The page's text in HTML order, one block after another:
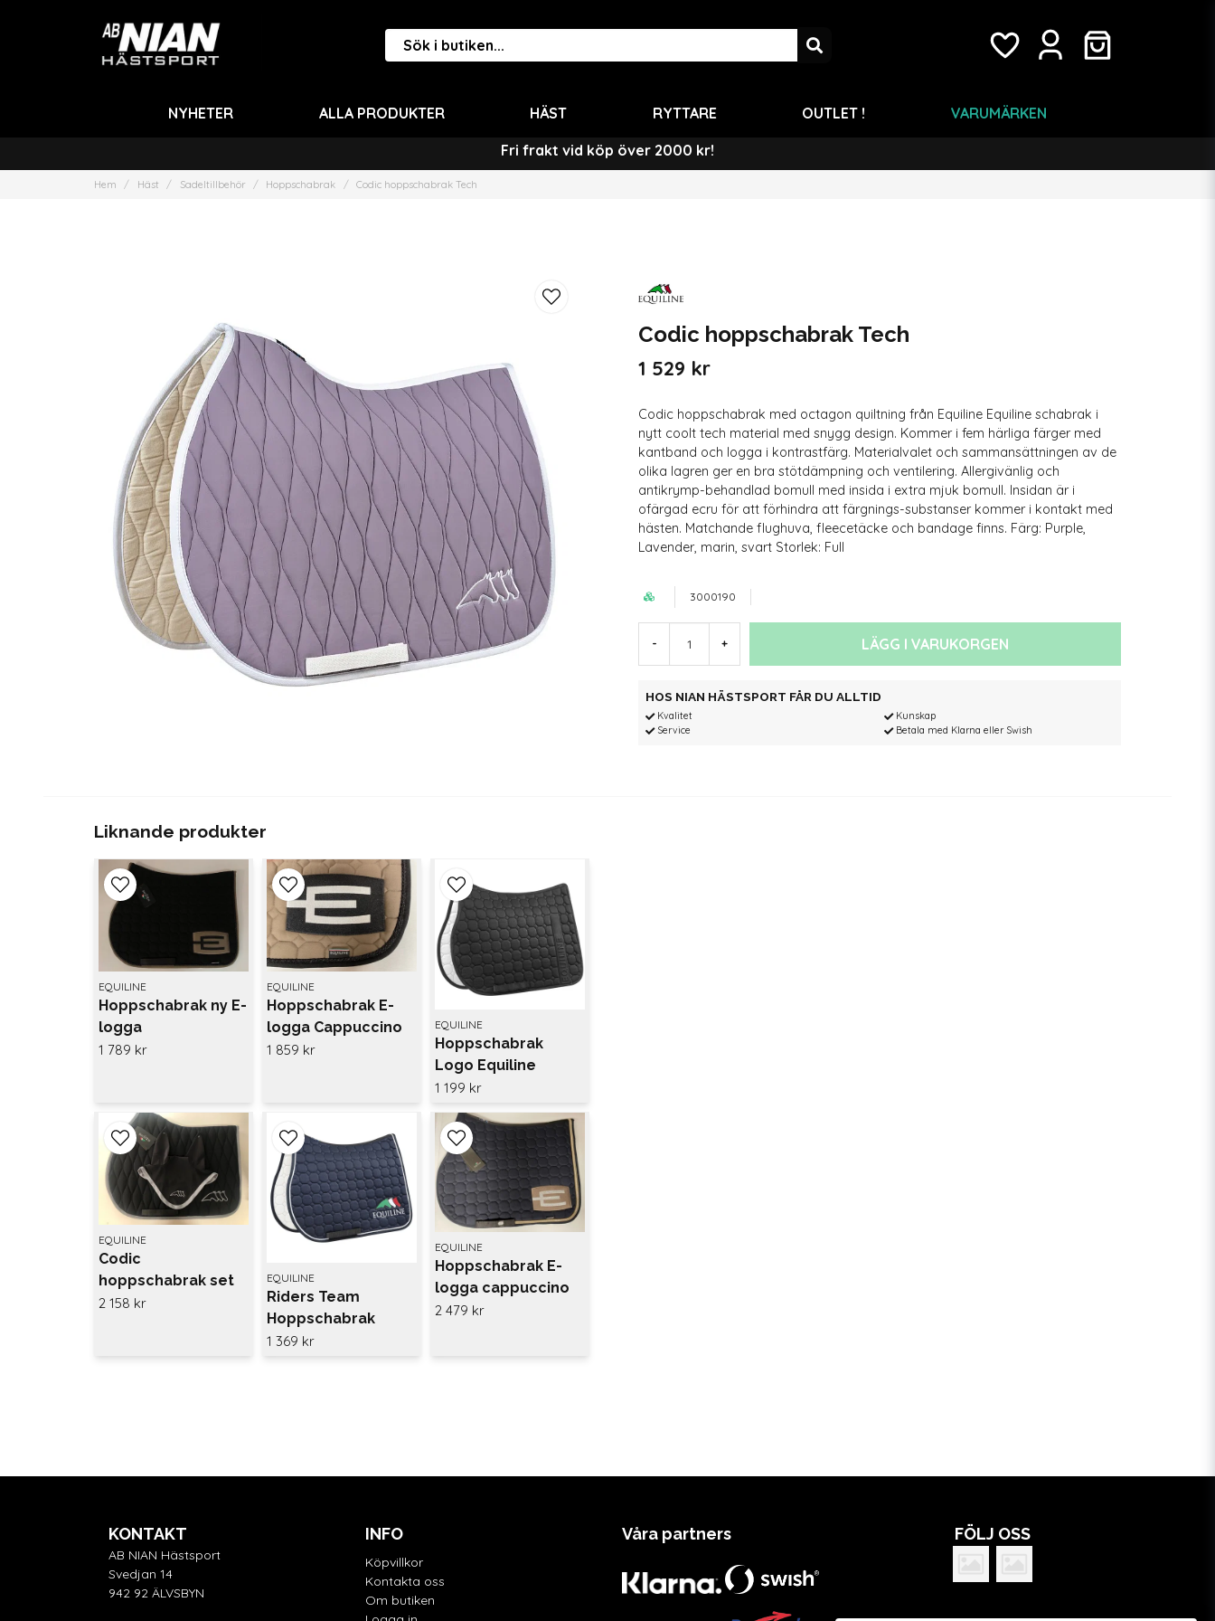
NYHETER ALLA PRODUKTER HÄST RYTTARE OUTLET ! VARUMÄRKEN
Fri frakt vid köp över 2000 kr!
Hem Häst Sadeltillbehör Hoppschabrak Codic hoppschabrak Tech
Codic hoppschabrak Tech
1 529 kr
Codic hoppschabrak med octagon quiltning från Equiline Equiline schabrak i
nytt coolt tech material med snygg design. Kommer i fem härliga färger med
kantband och logga i kontrastfärg. Materialvalet och sammansättningen av de
olika lagren ger en bra stötdämpning och ventilering. Allergivänlig och
antikrymp-behandlad bomull med insida i extra mjuk bomull. Insidan är i
ofärgad ecru för att förhindra att färgnings-substanser kommer i kontakt med
hästen. Matchande flughuva, fleecetäcke och bandage finns. Färg: Purple,
Lavender, marin, svart Storlek: Full
3000190
- + LÄGG I VARUKORGEN
HOS NIAN HÄSTSPORT FÅR DU ALLTID
Kvalitet
Service
Kunskap
Betala med Klarna eller Swish
Liknande produkter
EQUILINE
Hoppschabrak ny E-
logga
1 789 kr
EQUILINE
Hoppschabrak E-
logga Cappuccino
1 859 kr
EQUILINE
Hoppschabrak
Logo Equiline
1 199 kr
EQUILINE
Codic
hoppschabrak set
Equiline
2 158 kr
EQUILINE
Riders Team
Hoppschabrak
1 369 kr
EQUILINE
Hoppschabrak E-
logga cappuccino
bling
2 479 kr
KONTAKT
AB NIAN Hästsport
Svedjan 14
942 92 ÄLVSBYN
INFO
Köpvillkor
Kontakta oss
Om butiken
Våra partners FÖLJ OSS